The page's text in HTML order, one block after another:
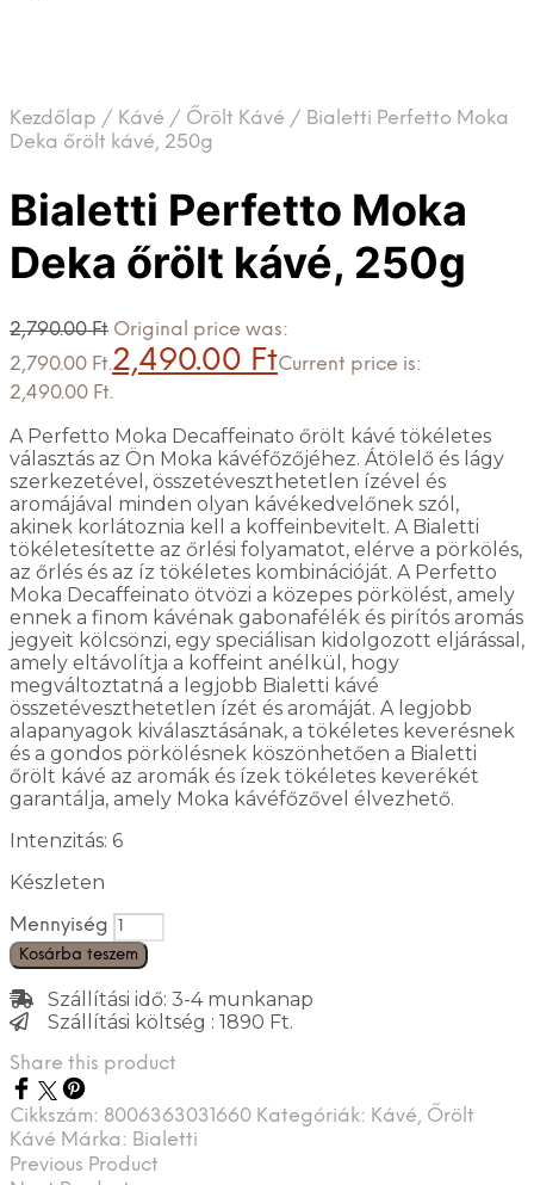
Kezdőlap / Kávé / Őrölt Kávé / Bialetti Perfetto Moka
Deka őrölt kávé, 250g
Bialetti Perfetto Moka
Deka őrölt kávé, 250g
2,790.00Ft Original price was:
2,790.00 Ft.2,490.00 FtCurrent price is:
2,490.00 Ft.
A Perfetto Moka Decaffeinato őrölt kávé tökéletes
választás az Ön Moka kávéfőzőjéhez. Átölelő és lágy
szerkezetével, összetéveszthetetlen ízével és
aromájával minden olyan kávékedvelőnek szól,
akinek korlátoznia kell a koffeinbevitelt. A Bialetti
tökéletesítette az őrlési folyamatot, elérve a pörkölés,
az őrlés és az íz tökéletes kombinációját. A Perfetto
Moka Decaffeinato ötvözi a közepes pörkölést, amely
ennek a finom kávénak gabonafélék és pirítós aromás
jegyeit kölcsönzi, egy speciálisan kidolgozott eljárással,
amely eltávolítja a koffeint anélkül, hogy
megváltoztatná a legjobb Bialetti kávé
összetéveszthetetlen ízét és aromáját. A legjobb
alapanyagok kiválasztásának, a tökéletes keverésnek
és a gondos pörkölésnek köszönhetően a Bialetti
őrölt kávé az aromák és ízek tökéletes keverékét
garantálja, amely Moka kávéfőzővel élvezhető.
Intenzitás: 6
Készleten
Mennyiség
Kosárba teszem
Szállítási idő: 3-4 munkanap
Szállítási költség : 1890 Ft.
Share this product
Cikkszám: 8006363031660 Kategóriák: Kávé, Őrölt
Kávé Márka: Bialetti
Previous Product